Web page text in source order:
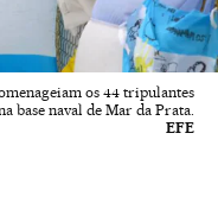
os 44 tripulantes
base naval de Mar da Prata.
EFE